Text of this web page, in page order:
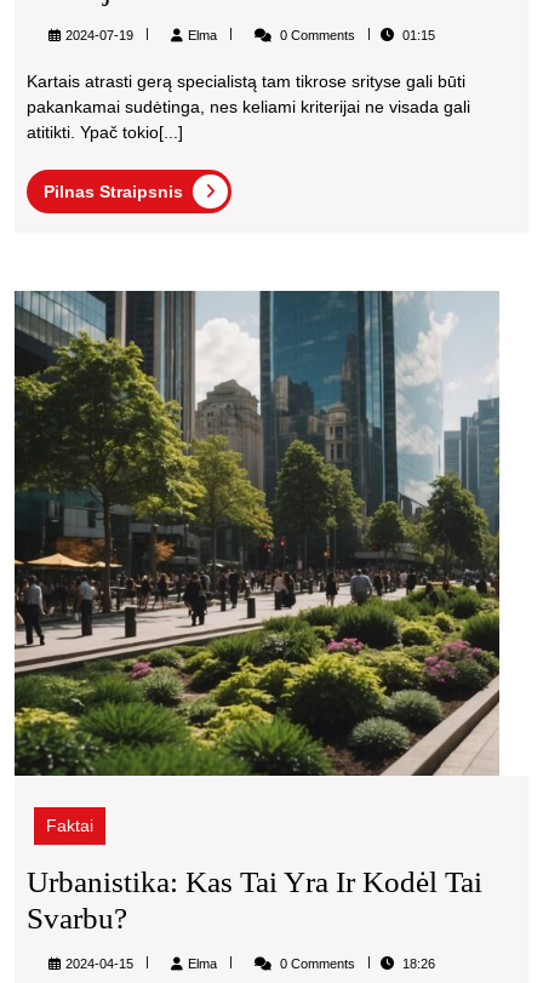
Juvelyro
Vilniuje
2024-07-19 ElmaElma 0 Comments 01:15
Kartais atrasti gerą specialistą tam tikrose srityse gali būti
pakankamai sudėtinga, nes keliami kriterijai ne visada gali
atitikti. Ypač tokio[...]
Pilnas Straipsnis
Pilnas
Straipsnis
kodėl
tai
Faktai
Urbanistika: Kas Tai Yra Ir Kodėl Tai
Svarbu?
Kas
2024-04-15 ElmaElma 0 Comments 18:26